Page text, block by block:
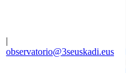
|
observatorio@3seuskadi.eus